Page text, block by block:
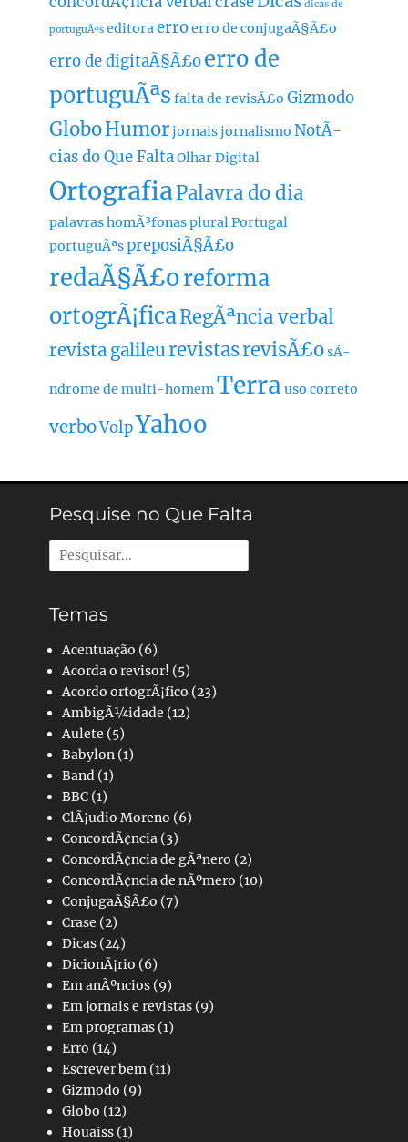
dicas de
portuguÃªs editoraerroerro de conjugaÃ§Ã£o
erro de digitaÃ§Ã£oerro de
portuguÃªs falta de revisÃ£o Gizmodo
GloboHumorjornaisjornalismo NotÃ­
cias do Que FaltaOlhar Digital
OrtografiaPalavra do dia
palavras homÃ³fonaspluralPortugal
portuguÃªspreposiÃ§Ã£o
redaÃ§Ã£oreforma
ortogrÃ¡ficaRegÃªncia verbal
revista galileurevistasrevisÃ£osÃ­
ndrome de multi-homemTerra uso correto
verboVolpYahoo
Pesquise no Que Falta
Pesquisar
por:
Temas
Acentuação (6)
Acorda o revisor! (5)
Acordo ortogrÃ¡fico (23)
AmbigÃ¼idade (12)
Aulete (5)
Babylon (1)
Band (1)
BBC (1)
ClÃ¡udio Moreno (6)
ConcordÃ¢ncia (3)
ConcordÃ¢ncia de gÃªnero (2)
ConcordÃ¢ncia de nÃºmero (10)
ConjugaÃ§Ã£o (7)
Crase (2)
Dicas (24)
DicionÃ¡rio (6)
Em anÃºncios (9)
Em jornais e revistas (9)
Em programas (1)
Erro (14)
Escrever bem (11)
Gizmodo (9)
Globo (12)
Houaiss (1)